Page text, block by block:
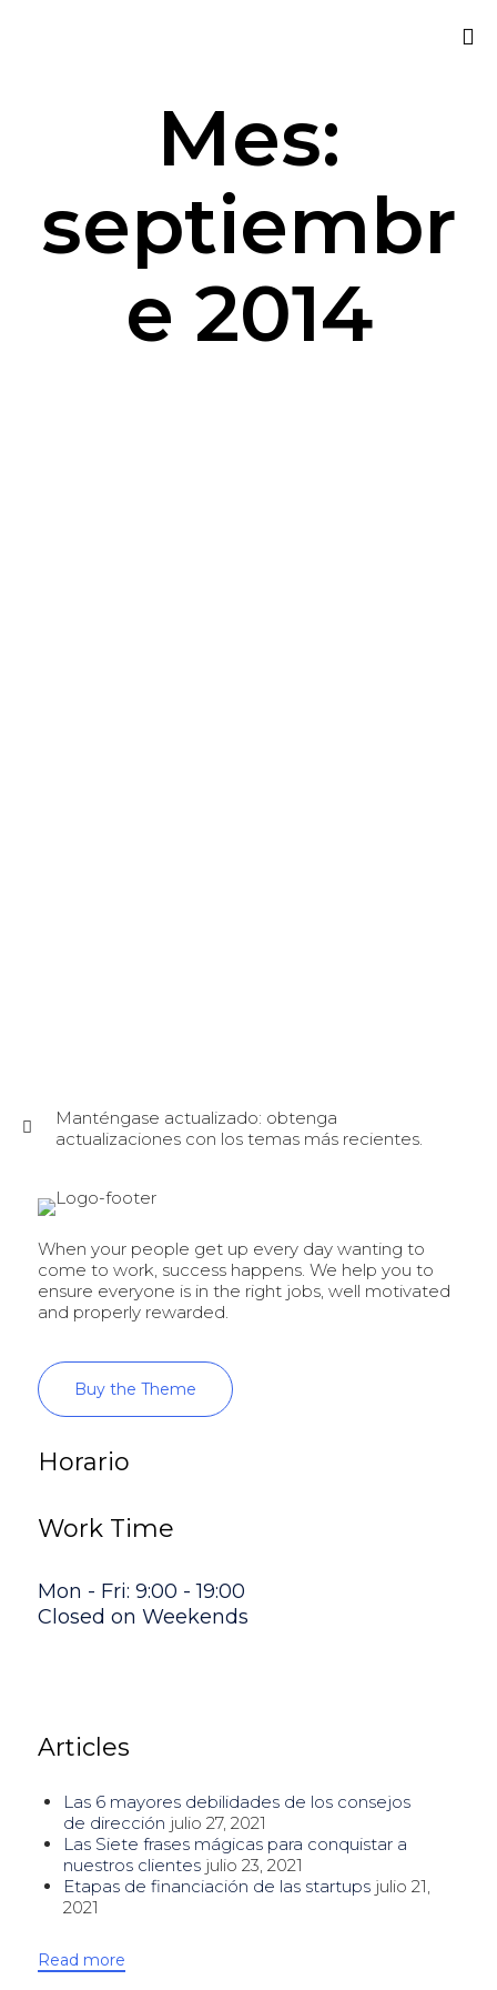
Mes:
septiembr
e 2014
Manténgase actualizado: obtenga
actualizaciones con los temas más recientes.
When your people get up every day wanting to
come to work, success happens. We help you to
ensure everyone is in the right jobs, well motivated
and properly rewarded.
Buy the Theme
Horario
Work Time
Mon - Fri: 9:00 - 19:00
Closed on Weekends
Articles
Las 6 mayores debilidades de los consejos
de dirección julio 27, 2021
Las Siete frases mágicas para conquistar a
nuestros clientes julio 23, 2021
Etapas de financiación de las startups julio 21,
2021
Read more